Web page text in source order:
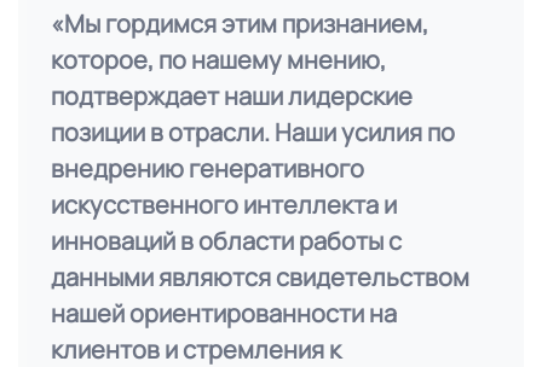
«Мы гордимся этим признанием,
которое, по нашему мнению,
подтверждает наши лидерские
позиции в отрасли. Наши усилия по
внедрению генеративного
искусственного интеллекта и
инноваций в области работы с
данными являются свидетельством
нашей ориентированности на
клиентов и стремления к